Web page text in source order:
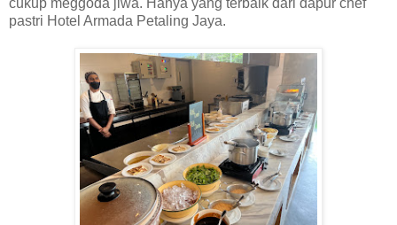
pastri Hotel Armada Petaling Jaya.